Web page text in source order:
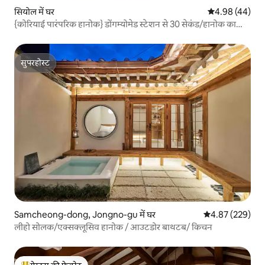
सियोल में घर औसत रेटिंग 5 में
4.98 (44)
{कोरियाई पारंपरिक हानोक} डोंगम्योमेड स्टेशन से 30 सेकंड/हानोक का
लोग/
सुपरहोस्ट
सुपरहोस्ट
Samcheong-dong, Jongno-gu में घर औसत रेटिंग 5 में से
4.87 (229)
लीहो सोलक/एक्सक्लूसिव हानोक / आउटडोर बाथटब/ किचन